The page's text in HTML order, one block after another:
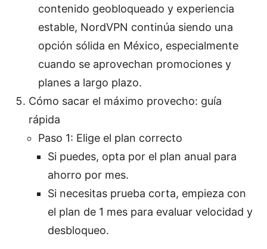
contenido geobloqueado y experiencia
estable, NordVPN continúa siendo una
opción sólida en México, especialmente
cuando se aprovechan promociones y
planes a largo plazo.
Cómo sacar el máximo provecho: guía
rápida
Paso 1: Elige el plan correcto
Si puedes, opta por el plan anual para
ahorro por mes.
Si necesitas prueba corta, empieza con
el plan de 1 mes para evaluar velocidad y
desbloqueo.